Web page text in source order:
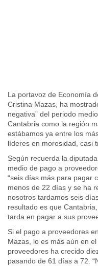
La portavoz de Economía
Cristina Mazas, ha
negativa” del periodo
Cantabria como la región
estábamos ya entre los
líderes en morosidad, casi
Según recuerda la
medio de pago a
“seis días más para pagar
menos de 22 días y se ha
nosotros tardamos seis
resultado es que
tarda en pagar a sus
Si el pago a proveedores
Mazas, lo es más aún en
proveedores ha crecido
pasando de 61 días a 72.